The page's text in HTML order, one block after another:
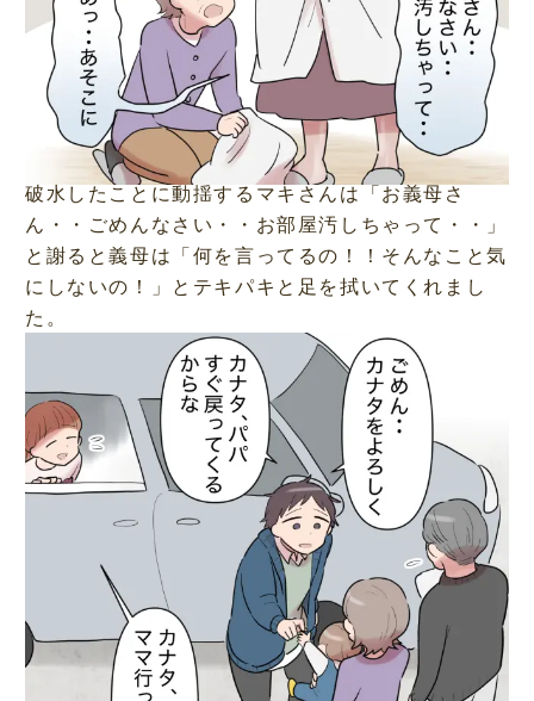
破水したことに動揺するマキさんは「お義母さ
ん・・ごめんなさい・・お部屋汚しちゃって・・」
と謝ると義母は「何を言ってるの！！そんなこと気
にしないの！」とテキパキと足を拭いてくれまし
た。